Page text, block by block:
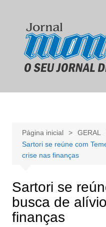
conteúdo
Página inicial
GERAL
Sartori se reúne com
crise nas finanças
Sartori se
busca de
finanças